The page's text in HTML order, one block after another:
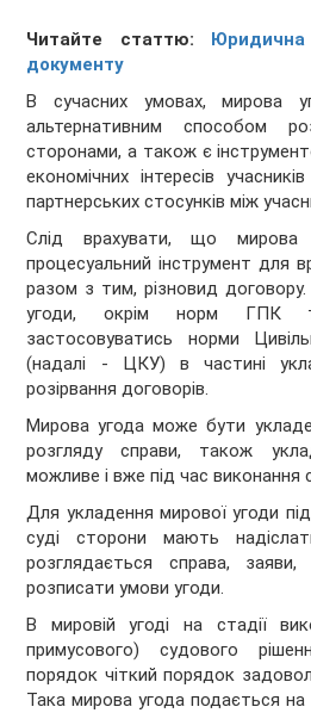
Читайте статтю:
документу
В сучасних умовах, мирова
альтернативним способом
сторонами, а також є
економічних інтересів
партнерських стосунків між
Слід врахувати, що
процесуальний інструмент для
разом з тим, різновид
угоди, окрім норм ГПК
застосовуватись норми
(надалі - ЦКУ) в частині
розірвання договорів.
Мирова угода може бути
розгляду справи, також
можливе і вже під час виконання
Для укладення мирової угоди
суді сторони мають
розглядається справа,
розписати умови угоди.
В мировій угоді на стадії
примусового) судового
порядок чіткий порядок
Така мирова угода подається